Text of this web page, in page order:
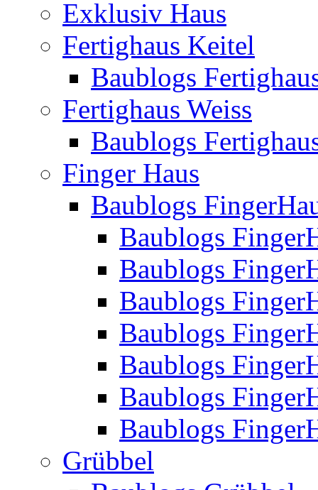
Exklusiv Haus
Fertighaus Keitel
Baublogs
Fertighaus Weiss
Baublogs
Finger Haus
Baublogs
Baublogs
Baublogs
Baublogs
Baublogs
Baublogs
Baublogs
Baublogs
Grübbel